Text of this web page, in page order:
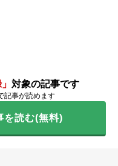
対象の記事です
記事が読めます
を読む(無料)